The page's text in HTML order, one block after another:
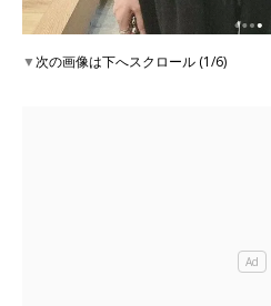
▼次の画像は下へスクロール (1/6)